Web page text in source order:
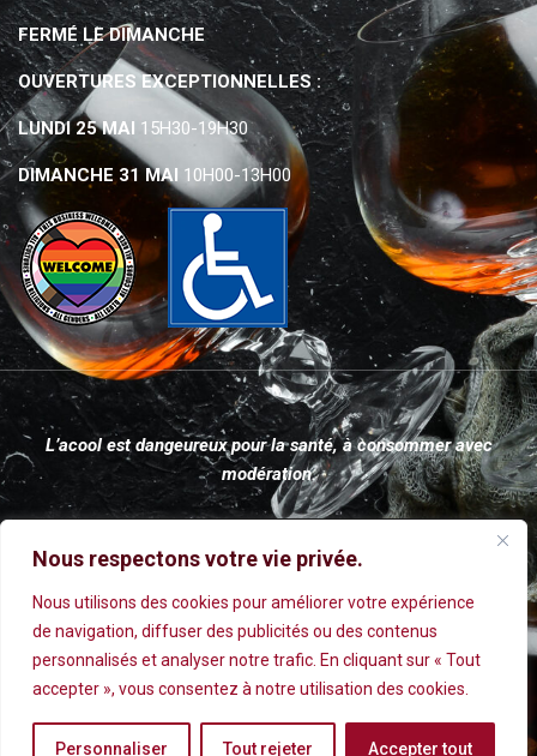
Nous respectons votre vie privée.
Nous utilisons des cookies pour améliorer votre expérience
de navigation, diffuser des publicités ou des contenus
personnalisés et analyser notre trafic. En cliquant sur « Tout
accepter », vous consentez à notre utilisation des cookies.
Personnaliser Tout rejeter Accepter tout
FERMÉ LE DIMANCHE
OUVERTURES EXCEPTIONNELLES :
LUNDI 25 MAI 15H30-19H30
DIMANCHE 31 MAI 10H00-13H00
L’acool est dangeureux pour la santé, à consommer avec
modération.
Mentions légales|Conditions Générales de Vente|Politique de
Confidentialité